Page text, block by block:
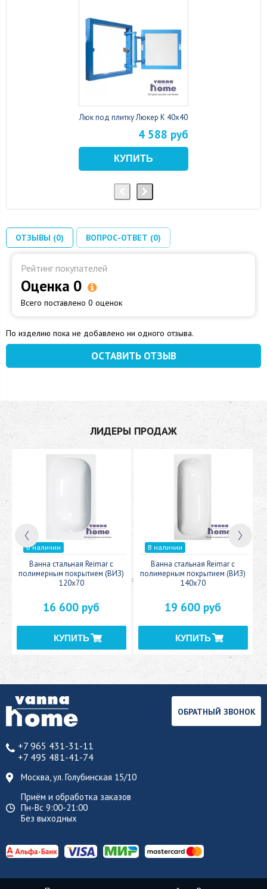
Люк под плитку Люкер К 40x40
4 588 руб
ОТЗЫВЫ (0) ВОПРОС-ОТВЕТ (0)
Рейтинг покупателей
Оценка 0
Всего поставлено 0 оценок
По изделию пока не добавлено ни одного отзыва.
ОСТАВИТЬ ОТЗЫВ
ЛИДЕРЫ ПРОДАЖ
В наличии
Ванна стальная Reimar с
полимерным покрытием (ВИЗ)
120x70
16 600 руб
В наличии
Ванна стальная Reimar с
полимерным покрытием (ВИЗ)
140x70
19 600 руб
+7 965 431-31-11
+7 495 481-41-74
Москва, ул. Голубинская 15/10
Приём и обработка заказов
Пн-Вс 9:00-21:00
Без выходных
ОБРАТНЫЙ ЗВОНОК